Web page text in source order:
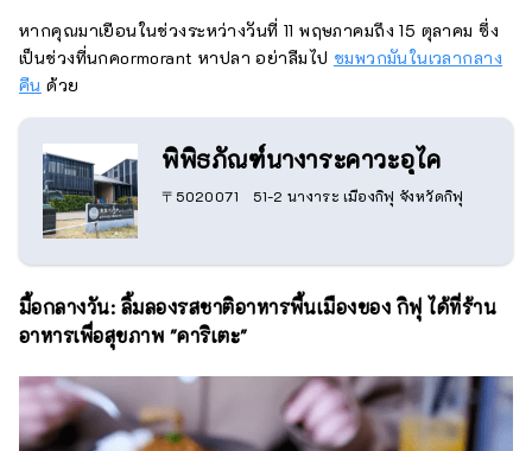
หากคุณมาเยือนในช่วงระหว่างวันที่ 11 พฤษภาคมถึง 15 ตุลาคม ซึ่ง
เป็นช่วงที่นกคormorant หาปลา อย่าลืมไป ชมพวกมันในเวลากลาง
คืน ด้วย
พิพิธภัณฑ์นางาระคาวะอุไค
〒5020071 51-2 นางาระ เมืองกิฟุ จังหวัดกิฟุ
มื้อกลางวัน: ลิ้มลองรสชาติอาหารพื้นเมืองของ กิฟุ ได้ที่ร้าน
อาหารเพื่อสุขภาพ "คาริเตะ"